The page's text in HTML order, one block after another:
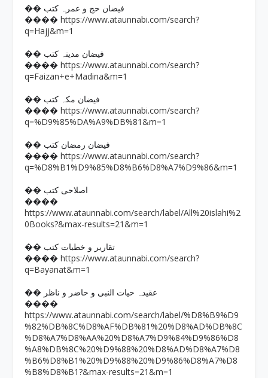
�� فیضان حج و عمرہ کتب
���� https://www.ataunnabi.com/search?
q=Hajj&m=1
�� فیضان مدینہ کتب
���� https://www.ataunnabi.com/search?
q=Faizan+e+Madina&m=1
�� فیضان مکہ کتب
���� https://www.ataunnabi.com/search?
q=%D9%85%DA%A9%DB%81&m=1
�� فیضان رمضان کتب
���� https://www.ataunnabi.com/search?
q=%D8%B1%D9%85%D8%B6%D8%A7%D9%86&m=1
�� اصلاحی کتب
����
https://www.ataunnabi.com/search/label/All%20islahi%2
0Books?&max-results=21&m=1
�� تقاریر و خطبات کتب
���� https://www.ataunnabi.com/search?
q=Bayanat&m=1
�� عقیدہ حیات النبی و حاضر و ناظر
����
https://www.ataunnabi.com/search/label/%D8%B9%D9
%82%DB%8C%D8%AF%DB%81%20%D8%AD%DB%8C
%D8%A7%D8%AA%20%D8%A7%D9%84%D9%86%D8
%A8%DB%8C%20%D9%88%20%D8%AD%D8%A7%D8
%B6%D8%B1%20%D9%88%20%D9%86%D8%A7%D8
%B8%D8%B1?&max-results=21&m=1